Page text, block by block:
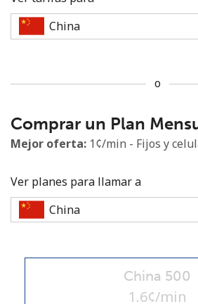
No se
Mínimo 8 caracteres
Una letra mayúscula y una minúscula
Un número
Mantente en contacto para recibir
o
Comprar un Plan
Mejor oferta: 1¢/min - Fijos y
Ver planes para llamar a
China 500
1.6¢/min